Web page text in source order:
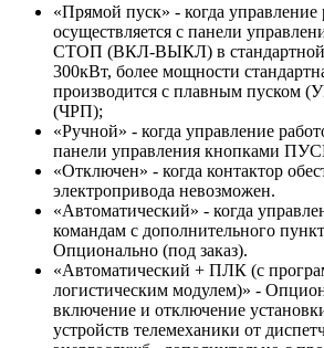
«Прямой пуск» - когда управление
осуществляется с панели
СТОП (ВКЛ-ВЫКЛ) в стандартной
300кВт, более мощности
производится с плавным пуском
(ЧРП);
«Ручной» - когда управление
панели управления кнопками
«Отключен» - когда контактор
электропривода невозможен.
«Автоматический» - когда
командам с дополнительного
Опционально (под заказ).
«Автоматический + ПЛК (с
логистическим модулем)» -
включение и отключение
устройств телемеханики от